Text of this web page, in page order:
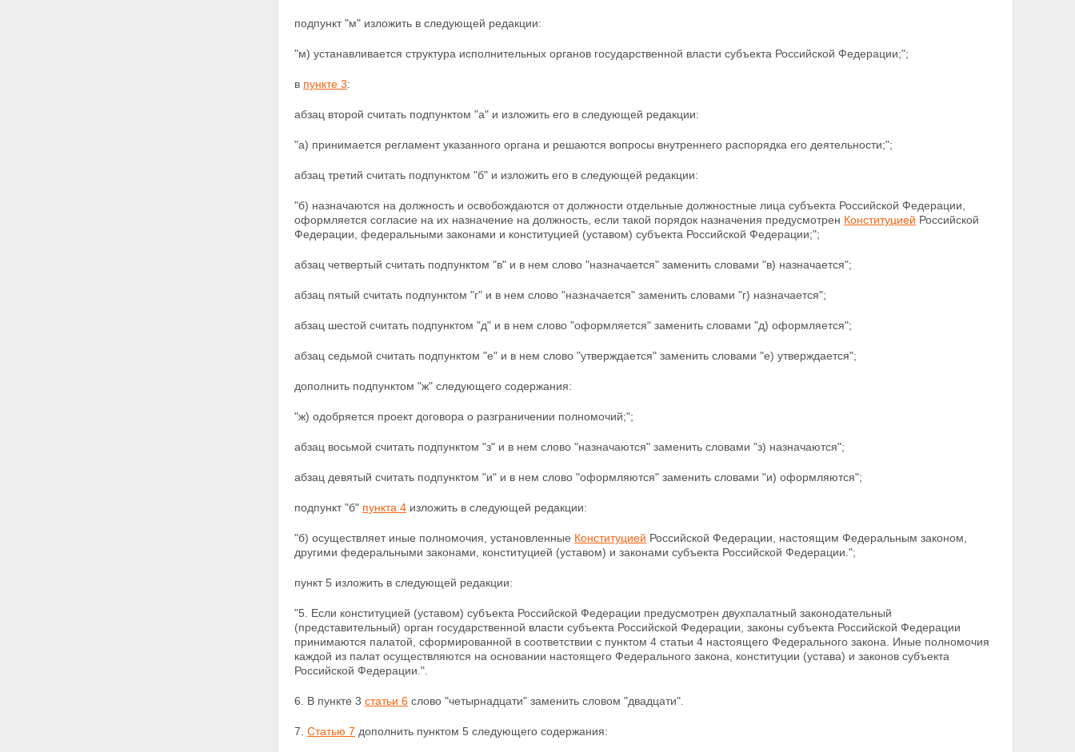
подпункт "м" изложить в следующей редакции:
"м) устанавливается структура исполнительных органов государственной власти субъекта Российской Федерации;";
в пункте 3:
абзац второй считать подпунктом "а" и изложить его в следующей редакции:
"а) принимается регламент указанного органа и решаются вопросы внутреннего распорядка его деятельности;";
абзац третий считать подпунктом "б" и изложить его в следующей редакции:
"б) назначаются на должность и освобождаются от должности отдельные должностные лица субъекта Российской Федерации,
оформляется согласие на их назначение на должность, если такой порядок назначения предусмотрен Конституцией Российской
Федерации, федеральными законами и конституцией (уставом) субъекта Российской Федерации;";
абзац четвертый считать подпунктом "в" и в нем слово "назначается" заменить словами "в) назначается";
абзац пятый считать подпунктом "г" и в нем слово "назначается" заменить словами "г) назначается";
абзац шестой считать подпунктом "д" и в нем слово "оформляется" заменить словами "д) оформляется";
абзац седьмой считать подпунктом "е" и в нем слово "утверждается" заменить словами "е) утверждается";
дополнить подпунктом "ж" следующего содержания:
"ж) одобряется проект договора о разграничении полномочий;";
абзац восьмой считать подпунктом "з" и в нем слово "назначаются" заменить словами "з) назначаются";
абзац девятый считать подпунктом "и" и в нем слово "оформляются" заменить словами "и) оформляются";
подпункт "б" пункта 4 изложить в следующей редакции:
"б) осуществляет иные полномочия, установленные Конституцией Российской Федерации, настоящим Федеральным законом,
другими федеральными законами, конституцией (уставом) и законами субъекта Российской Федерации.";
пункт 5 изложить в следующей редакции:
"5. Если конституцией (уставом) субъекта Российской Федерации предусмотрен двухпалатный законодательный
(представительный) орган государственной власти субъекта Российской Федерации, законы субъекта Российской Федерации
принимаются палатой, сформированной в соответствии с пунктом 4 статьи 4 настоящего Федерального закона. Иные полномочия
каждой из палат осуществляются на основании настоящего Федерального закона, конституции (устава) и законов субъекта
Российской Федерации.".
6. В пункте 3 статьи 6 слово "четырнадцати" заменить словом "двадцати".
7. Статью 7 дополнить пунктом 5 следующего содержания: